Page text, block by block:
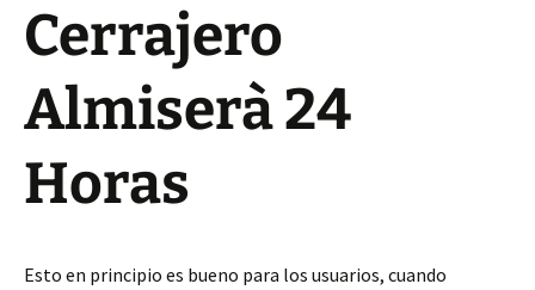
Cerrajero
Almiserà 24
Horas
Esto en principio es bueno para los usuarios, cuando